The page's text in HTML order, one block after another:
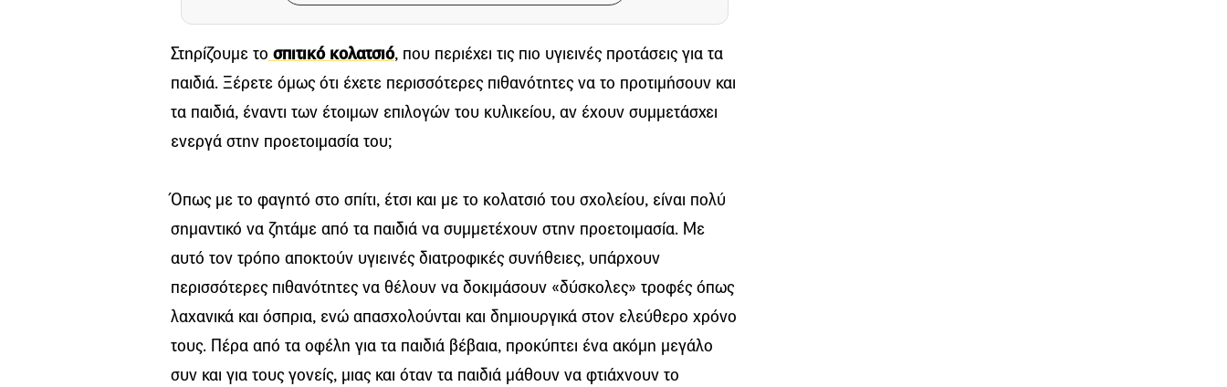
Στηρίζουμε το σπιτικό κολατσιό, που περιέχει τις πιο υγιεινές προτάσεις για τα
παιδιά. Ξέρετε όμως ότι έχετε περισσότερες πιθανότητες να το προτιμήσουν και
τα παιδιά, έναντι των έτοιμων επιλογών του κυλικείου, αν έχουν συμμετάσχει
ενεργά στην προετοιμασία του;
Όπως με το φαγητό στο σπίτι, έτσι και με το κολατσιό του σχολείου, είναι πολύ
σημαντικό να ζητάμε από τα παιδιά να συμμετέχουν στην προετοιμασία. Με
αυτό τον τρόπο αποκτούν υγιεινές διατροφικές συνήθειες, υπάρχουν
περισσότερες πιθανότητες να θέλουν να δοκιμάσουν «δύσκολες» τροφές όπως
λαχανικά και όσπρια, ενώ απασχολούνται και δημιουργικά στον ελεύθερο χρόνο
τους. Πέρα από τα οφέλη για τα παιδιά βέβαια, προκύπτει ένα ακόμη μεγάλο
συν και για τους γονείς, μιας και όταν τα παιδιά μάθουν να φτιάχνουν το